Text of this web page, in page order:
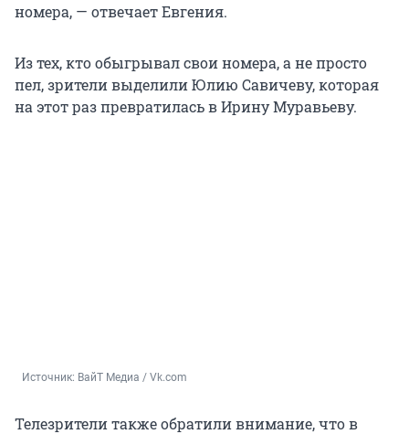
номера, — отвечает Евгения.
Из тех, кто обыгрывал свои номера, а не просто
пел, зрители выделили Юлию Савичеву, которая
на этот раз превратилась в Ирину Муравьеву.
Источник: ВайТ Медиа / Vk.com
Телезрители также обратили внимание, что в